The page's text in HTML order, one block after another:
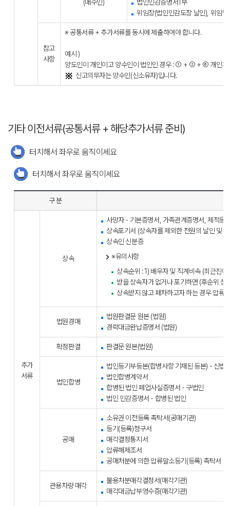
(매수인)
법인인감증명서1부
위임장(법인인감도장 날인), 위임
참고
사항
※ 공통서류 + 추가서류를 동시에 제출하여야 합니다.
예시 )
양도인이 개인이고 양수인이 법인인 경우 : ① + ② + ⑥ 개인
신고의무자는 양수인(신소유자)입니다.
기타 이전서류(공통서류 + 해당추가서류 준비)
터치해서 좌우로 움직이세요
터치해서 좌우로 움직이세요
구 분
추가
서류
상속
사망자 - 기본증명서, 가족관계증명서, 제적등
상속포기서 (상속자를 제외한 전원의 날인 및
상속인 신분증
※유의사항
상속순위 : 1) 배우자 및 직계비속 (최근친
받을 상속자가 없거나 포기하면 (후순위
상속받지 않고 폐차하고자 하는 경우 압류
법원경매
법원판결문 원본 (법원)
경락대금완납증명서 (법원)
확정판결 판결문 원본(법원)
법인합병
법인등기부등본(합병사항 기재된 등본) - 신법
법인합병계약서
합병된 법인 폐업사실증명서 - 구법인
법인 인감증명서 - 합병된 법인
공매
소유권 이전등록 촉탁서(공매기관)
등기(등록)청구서
매각결정통지서
압류해제조서
공매처분에 의한 압류말소등기(등록) 촉탁서
관용차량 매각
불용처분매각결정서(매각기관)
매각대금납부영수증(매각기관)